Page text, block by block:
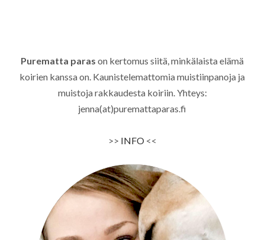
Purematta paras on kertomus siitä, minkälaista elämä
koirien kanssa on. Kaunistelemattomia muistiinpanoja ja
muistoja rakkaudesta koiriin. Yhteys:
jenna(at)puremattaparas.fi
>> INFO<<